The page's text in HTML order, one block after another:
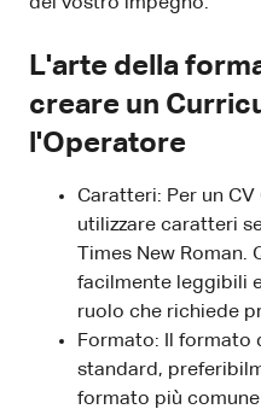
L'arte della
creare un
l'Operatore
Caratteri: Per un
utilizzare caratteri
Times New
facilmente leggibili
ruolo che richiede
Formato: Il formato
standard,
formato più